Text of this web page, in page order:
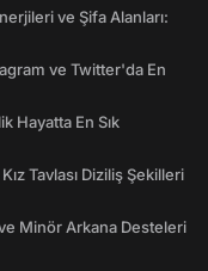
ve Şifa Alanları:
ve Twitter'da En
Hayatta En Sık
Tavlası Diziliş Şekilleri
Minör Arkana Desteleri